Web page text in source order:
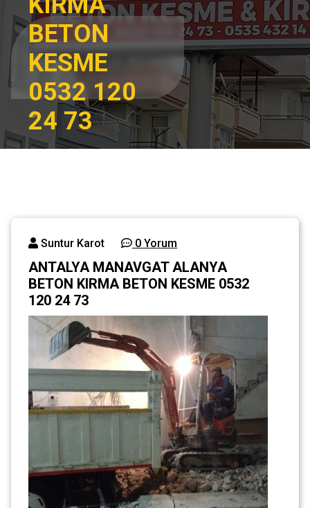
BETON
KESME
0532 120
24 73
KESME 0532 120
Suntur Karot 0 Yorum
ANTALYA MANAVGAT ALANYA
BETON KIRMA BETON KESME 0532
120 24 73